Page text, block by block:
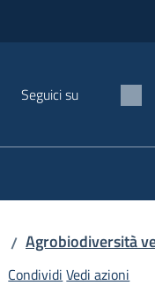
Seguici su
/ Agrobiodiversità
Condividi Vedi azioni